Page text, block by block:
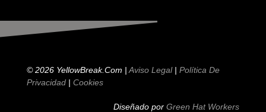
© 2026 YellowBreak.com | Aviso Legal| Política De
Privacidad| Cookies
Diseñado porGreen Hat Workers